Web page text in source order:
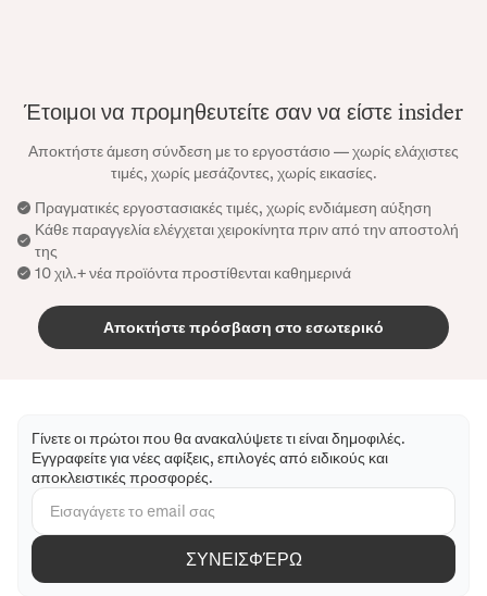
Έτοιμοι να προμηθευτείτε σαν να είστε insider
Αποκτήστε άμεση σύνδεση με το εργοστάσιο — χωρίς ελάχιστες
τιμές, χωρίς μεσάζοντες, χωρίς εικασίες.
Πραγματικές εργοστασιακές τιμές, χωρίς ενδιάμεση αύξηση
Κάθε παραγγελία ελέγχεται χειροκίνητα πριν από την αποστολή
της
10 χιλ.+ νέα προϊόντα προστίθενται καθημερινά
Αποκτήστε πρόσβαση στο εσωτερικό
Γίνετε οι πρώτοι που θα ανακαλύψετε τι είναι δημοφιλές.
Εγγραφείτε για νέες αφίξεις, επιλογές από ειδικούς και
αποκλειστικές προσφορές.
ΣΥΝΕΙΣΦΈΡΩ